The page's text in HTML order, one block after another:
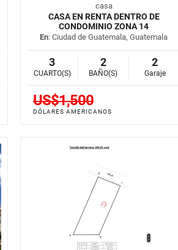
casa
CASA EN RENTA DENTRO DE
CONDOMINIO ZONA 14
En: Ciudad de Guatemala, Guatemala
3
CUARTO(S)
2
BAÑO(S)
2
Garaje
US$1,500
DÓLARES AMERICANOS